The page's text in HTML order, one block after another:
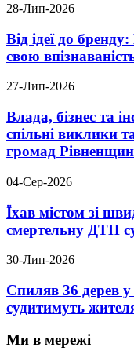
28-Лип-2026
Від ідеї до
свою
27-Лип-2026
Влада, бізнес та
спільні виклики
громад
04-Сер-2026
Їхав містом зі
смертельну ДТП
30-Лип-2026
Спиляв 36 дерев у
судитимуть
Ми в мережі